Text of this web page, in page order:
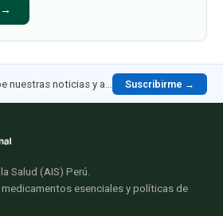
→
noticias y análisis en LinkedIn Suscribirme →
Salud (AIS) Perú.
esenciales y políticas de